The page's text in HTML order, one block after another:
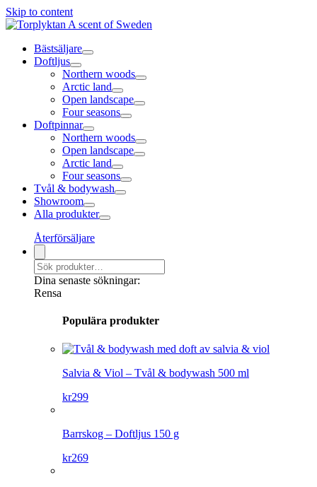
Skip to content
Bästsäljare
Doftljus
Northern woods
Arctic land
Open landscape
Four seasons
Doftpinnar
Northern woods
Open landscape
Arctic land
Four seasons
Tvål & bodywash
Showroom
Alla produkter
Återförsäljare
Dina senaste sökningar:
Rensa
Populära produkter
Salvia & Viol – Tvål & bodywash 500 ml
kr299
Barrskog – Doftljus 150 g
kr269